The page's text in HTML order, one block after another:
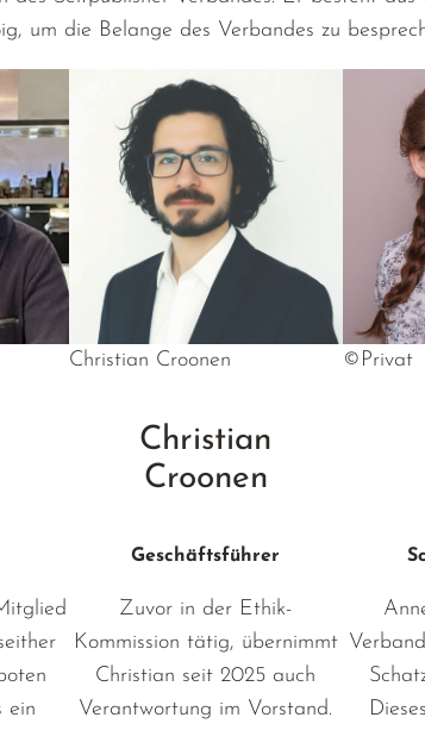
um die Belange des Verbandes zu
ein
Christian Croonen
Christian
Croonen
Geschäftsführer
Zuvor in der Ethik-
Kommission tätig, übernimmt
Christian seit 2025 auch
Verantwortung im Vorstand.
©Privat